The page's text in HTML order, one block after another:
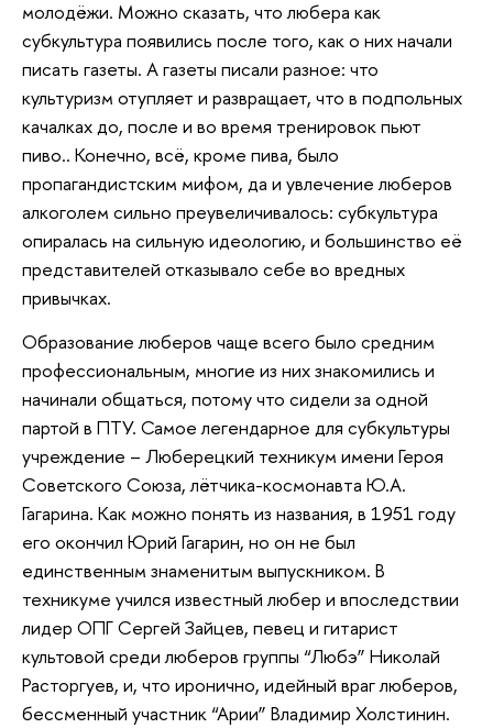
молодёжи. Можно сказать, что любера как
субкультура появились после того, как о них начали
писать газеты. А газеты писали разное: что
культуризм отупляет и развращает, что в подпольных
качалках до, после и во время тренировок пьют
пиво.. Конечно, всё, кроме пива, было
пропагандистским мифом, да и увлечение люберов
алкоголем сильно преувеличивалось: субкультура
опиралась на сильную идеологию, и большинство её
представителей отказывало себе во вредных
привычках.
Образование люберов чаще всего было средним
профессиональным, многие из них знакомились и
начинали общаться, потому что сидели за одной
партой в ПТУ. Самое легендарное для субкультуры
учреждение – Люберецкий техникум имени Героя
Советского Союза, лётчика-космонавта Ю.А.
Гагарина. Как можно понять из названия, в 1951 году
его окончил Юрий Гагарин, но он не был
единственным знаменитым выпускником. В
техникуме учился известный любер и впоследствии
лидер ОПГ Сергей Зайцев, певец и гитарист
культовой среди люберов группы “Любэ” Николай
Расторгуев, и, что иронично, идейный враг люберов,
бессменный участник “Арии” Владимир Холстинин.